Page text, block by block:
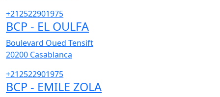
+212522901975
BCP - EL OULFA
Boulevard Oued Tensift
20200 Casablanca
+212522901975
BCP - EMILE ZOLA